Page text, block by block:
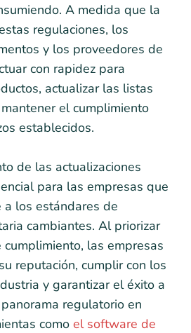
A medida que la
regulaciones, los
y los proveedores de
con rapidez para
actualizar las listas
el cumplimiento
establecidos.
de las actualizaciones
para las empresas que
los estándares de
cambiantes. Al priorizar
las empresas
reputación, cumplir con los
y garantizar el éxito a
regulatorio en
como el software de